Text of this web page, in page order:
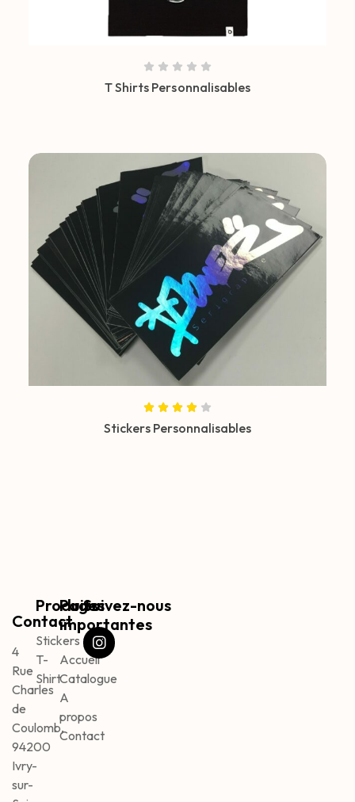
T Shirts Personnalisables
Stickers Personnalisables
Contact
4
Rue
Charles
de
Coulomb,
94200
Ivry-
sur-
Produits
Stickers
T-
Shirt
Pages
importantes
Accueil
Catalogue
A
propos
Contact
Suivez-nous